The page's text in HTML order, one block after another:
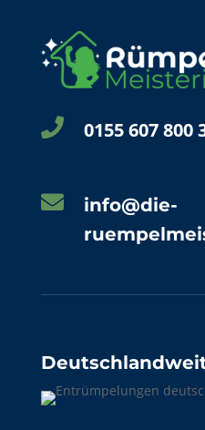
 0155 607 800

info@die-